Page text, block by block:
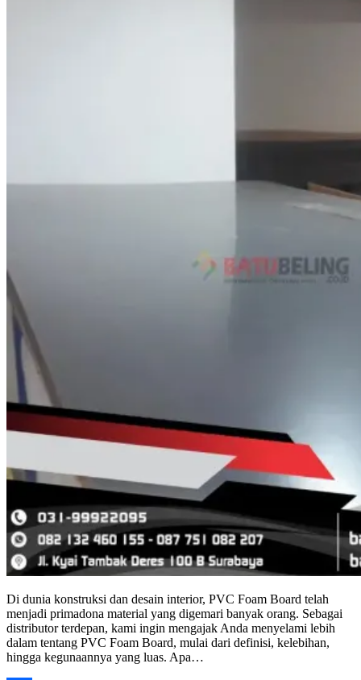
Di dunia konstruksi dan desain interior, PVC Foam Board telah
menjadi primadona material yang digemari banyak orang. Sebagai
distributor terdepan, kami ingin mengajak Anda menyelami lebih
dalam tentang PVC Foam Board, mulai dari definisi, kelebihan,
hingga kegunaannya yang luas. Apa…